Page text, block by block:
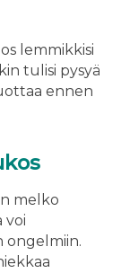
lemmikkisi
tulisi pysyä
ennen
melko
voi
ongelmiin.